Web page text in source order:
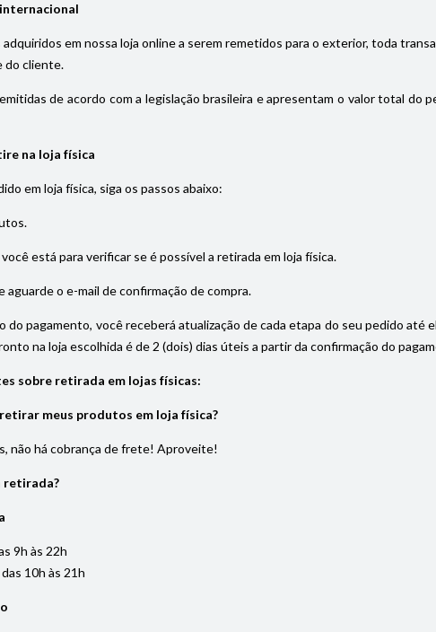
em nossa loja online a serem remetidos para o exterior, toda
do cliente.
de acordo com a legislação brasileira e apresentam o valor total do
na loja física
em loja física, siga os passos abaixo:
está para verificar se é possível a retirada em loja física.
aguarde o e-mail de confirmação de compra.
do pagamento, você receberá atualização de cada etapa do seu pedido até
na loja escolhida é de 2 (dois) dias úteis a partir da confirmação do
sobre retirada em lojas físicas:
meus produtos em loja física?
não há cobrança de frete! Aproveite!
retirada?
9h às 22h
10h às 21h